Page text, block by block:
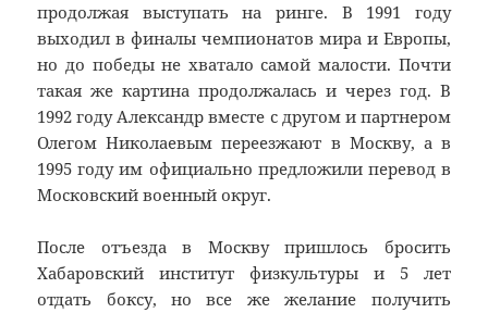
продолжая выступать на ринге. В 1991 году
выходил в финалы чемпионатов мира и Европы,
но до победы не хватало самой малости. Почти
такая же картина продолжалась и через год. В
1992 году Александр вместе с другом и партнером
Олегом Николаевым переезжают в Москву, а в
1995 году им официально предложили перевод в
Московский военный округ.
После отъезда в Москву пришлось бросить
Хабаровский институт физкультуры и 5 лет
отдать боксу, но все же желание получить